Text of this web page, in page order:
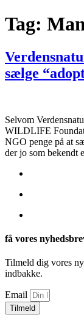
Tag:
sælge
Selvom
WILDLIFE
NGO penge på at
der jo som bekendt
få vores
Tilmeld dig vores
indbakke.
Email
Tilmeld